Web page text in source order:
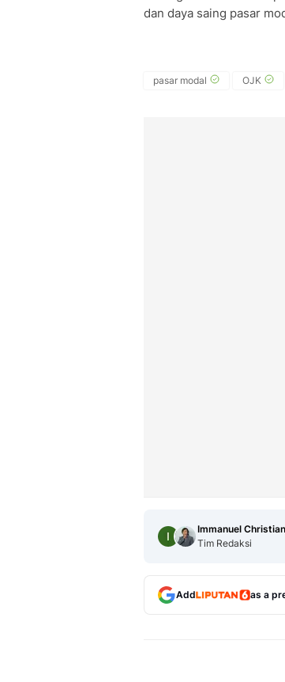
dan daya saing pasar
pasar modal OJK
Immanuel
Tim Redaksi
Add as a